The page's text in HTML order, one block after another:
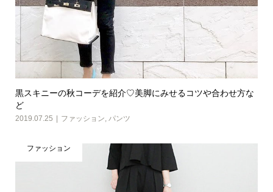
黒スキニーの秋コーデを紹介♡美脚にみせるコツや合わせ方な
ど
2019.07.25 ファッション, パンツ
ファッション